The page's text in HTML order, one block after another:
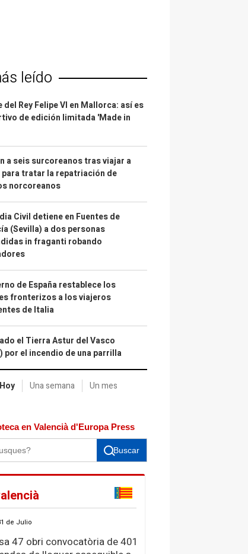
leído
del Rey Felipe VI en Mallorca: así es
de edición limitada 'Made in
a seis surcoreanos tras viajar a
para tratar la repatriación de
norcoreanos
Civil detiene en Fuentes de
(Sevilla) a dos personas
in fraganti robando
de España restablece los
fronterizos a los viajeros
de Italia
el Tierra Astur del Vasco
por el incendio de una parrilla
Hoy Una semana Un mes
en Valencià d'Europa Press
Buscar
de Julio
47 obri convocatòria de 401